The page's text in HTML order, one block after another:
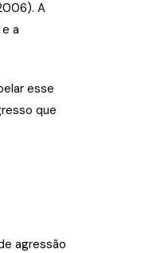
A
a
esse
que
agressão